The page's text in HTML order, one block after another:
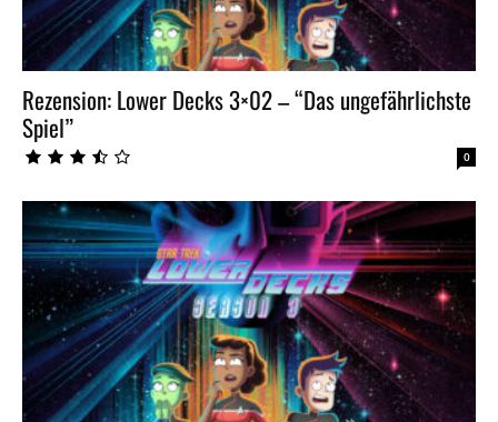
Rezension: Lower Decks 3×02 – “Das ungefährlichste
Spiel”
0